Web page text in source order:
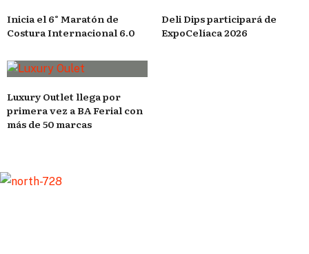
Inicia el 6° Maratón de
Costura Internacional 6.0
Deli Dips participará de
ExpoCelíaca 2026
Luxury Outlet llega por
primera vez a BA Ferial con
más de 50 marcas